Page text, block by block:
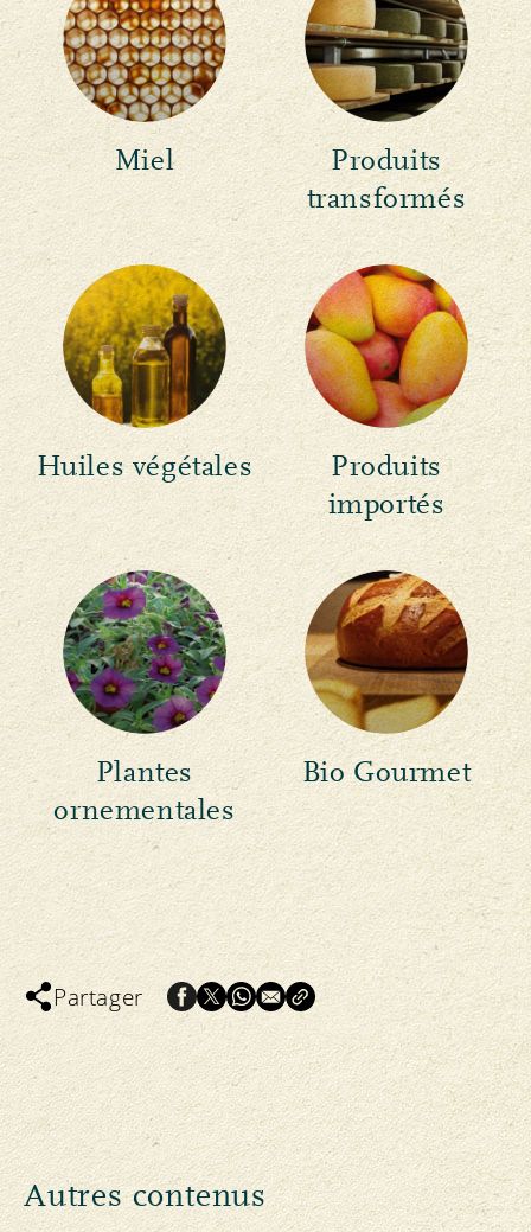
Miel
Produits
transformés
Huiles végétales
Produits
importés
Plantes
ornementales
Bio Gourmet
Partager
Autres contenus